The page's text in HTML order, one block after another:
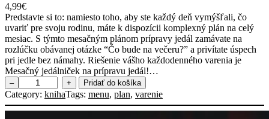
4,99€
Predstavte si to: namiesto toho, aby ste každý deň vymýšľali, čo
uvariť pre svoju rodinu, máte k dispozícii komplexný plán na celý
mesiac. S týmto mesačným plánom prípravy jedál zamávate na
rozlúčku obávanej otázke “Čo bude na večeru?” a privítate úspech
pri jedle bez námahy. Riešenie vášho každodenného varenia je
Mesačný jedálniček na prípravu jedál!…
–
m
n
o
ž
+ Pridať do košíka
Category: knihaTags: menu, plan, varenie